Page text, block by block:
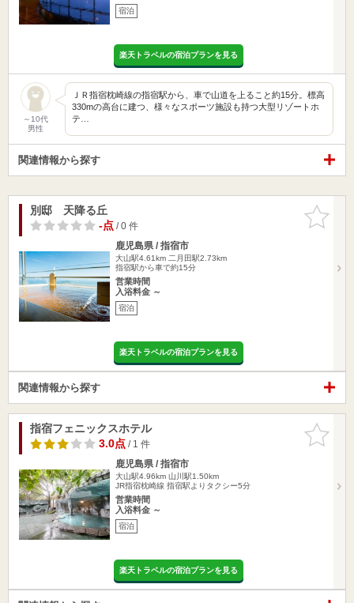
宿泊
楽天トラベルの宿泊プランを見る
～10代
男性
ＪＲ指宿枕崎線の指宿駅から、車で山道を上ること約15分。標高
330mの高台に建つ、様々なスポーツ施設も持つ大型リゾートホ
テ…
関連情報から探す
お気に入
りに追加
別邸 天降る丘
-点/ 0 件
鹿児島県 / 指宿市
大山駅4.61km 二月田駅2.73km
指宿駅から車で約15分
営業時間
入浴料金 ～
宿泊
楽天トラベルの宿泊プランを見る
関連情報から探す
お気に入
りに追加
指宿フェニックスホテル
3.0点/ 1 件
鹿児島県 / 指宿市
大山駅4.96km 山川駅1.50km
JR指宿枕崎線 指宿駅よりタクシー5分
営業時間
入浴料金 ～
宿泊
楽天トラベルの宿泊プランを見る